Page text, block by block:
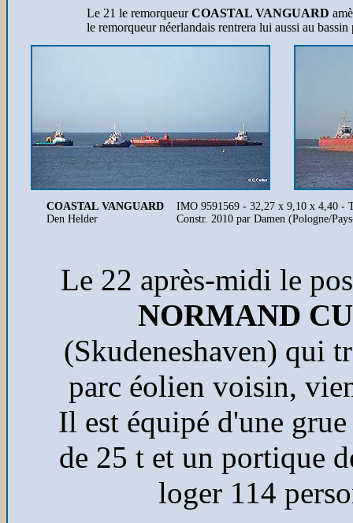
Le 21 le remorqueur COASTAL VANGUARD
le remorqueur néerlandais rentrera lui aussi au
COASTAL VANGUARD
Den Helder
IMO 9591569 - 32,27 x 9,10 x 4,40 -
Constr. 2010 par Damen (Pologne/
Le 22 après-midi le
NORMAND
(Skudeneshaven) qui
parc éolien voisin,
Il est équipé d'une
de 25 t et un portique
loger 114